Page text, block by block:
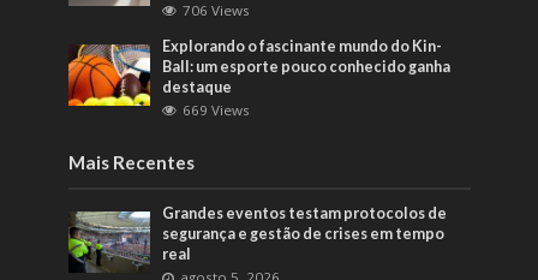
706 Views
Explorando o fascinante mundo do Kin-
Ball: um esporte pouco conhecido ganha
destaque
669 Views
Mais Recentes
Grandes eventos testam protocolos de
segurança e gestão de crises em tempo
real